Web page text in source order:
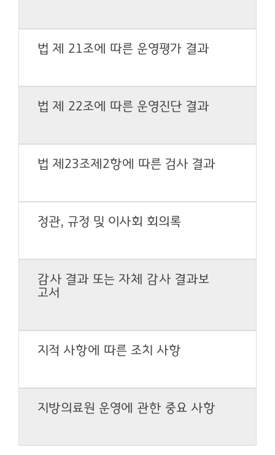
법 제 21조에 따른 운영평가 결과
법 제 22조에 따른 운영진단 결과
법 제23조제2항에 따른 검사 결과
정관, 규정 및 이사회 회의록
감사 결과 또는 자체 감사 결과보
고서
지적 사항에 따른 조치 사항
지방의료원 운영에 관한 중요 사항